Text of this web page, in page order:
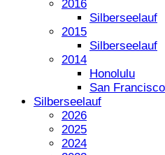
2016
Silberseelauf
2015
Silberseelauf
2014
Honolulu
San Francisco
Silberseelauf
2026
2025
2024